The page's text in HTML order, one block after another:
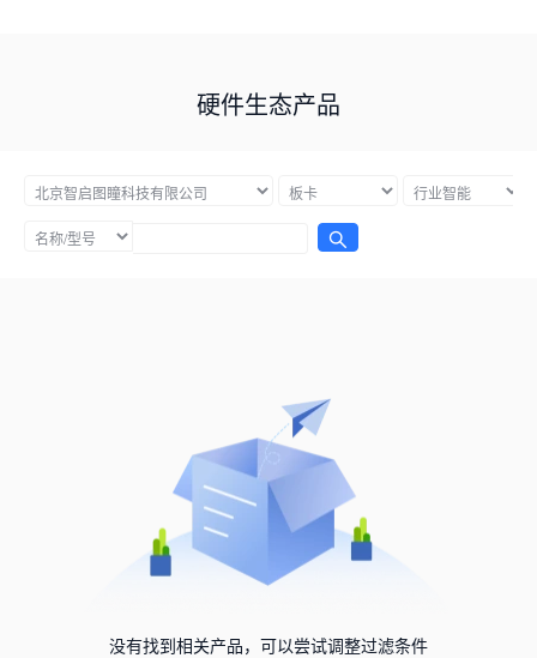
硬件生态产品
没有找到相关产品，可以尝试调整过滤条件